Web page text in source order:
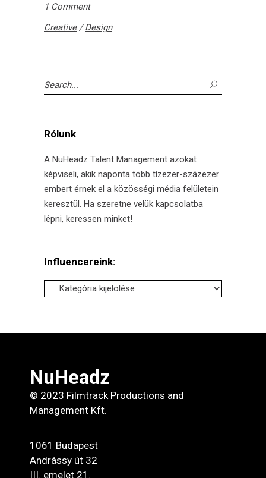
1 Comment
Creative/Design
Search
for:
Rólunk
A NuHeadz Talent Management azokat
képviseli, akik naponta több tízezer-százezer
embert érnek el a közösségi média felületein
keresztül. Ha szeretne velük kapcsolatba
lépni, keressen minket!
Influencereink:
Influencereink:
NuHeadz
© 2023 Filmtrack Productions and
Management Kft.
1061 Budapest
Andrássy út 32
III. emelet 21.